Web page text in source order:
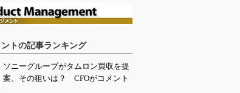
トの記事ランキング
ソニーグループがタムロン買収を提
案、その狙いは？ CFOがコメント